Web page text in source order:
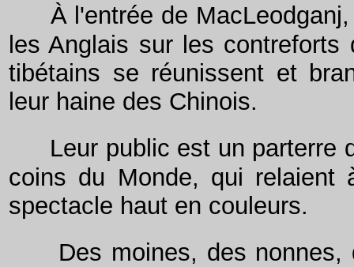
À l'entrée de
les Anglais sur les
tibétains se réunissent et
leur haine des Chinois.
Leur public est un parterre
coins du Monde, qui
spectacle haut en couleurs.
Des moines, des